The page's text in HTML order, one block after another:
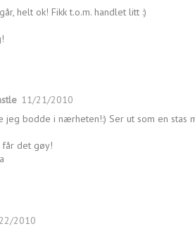
helt ok! Fikk t.o.m. handlet litt :)
11/21/2010
jeg bodde i nærheten!:) Ser ut som en stas
det gøy!
2010